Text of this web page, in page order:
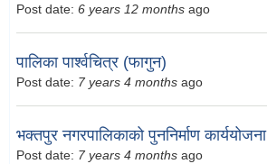
Post date: 6 years 12 months ago
पालिका पार्श्वचित्र (फागुन)
Post date: 7 years 4 months ago
भक्तपुर नगरपालिकाको पुननिर्माण कार्ययोजना
Post date: 7 years 4 months ago